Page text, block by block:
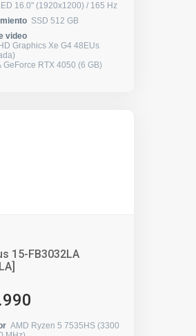
LED 16.0" (1920x1200) / 165 Hz
SSD 512 GB
video
Graphics Xe G4 48EUs
GeForce RTX 4050 (6 GB)
15-FB3032LA
AMD Ryzen 5 7535HS (3300